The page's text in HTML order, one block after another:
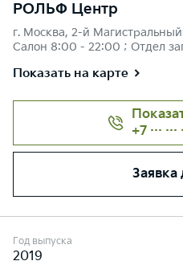
РОЛЬФ Центр
г. Москва, 2-й
Салон 8:00 - 22:00 ; Отдел
Показать на карте
+7 ··· ···
Заявка
Год выпуска
2019